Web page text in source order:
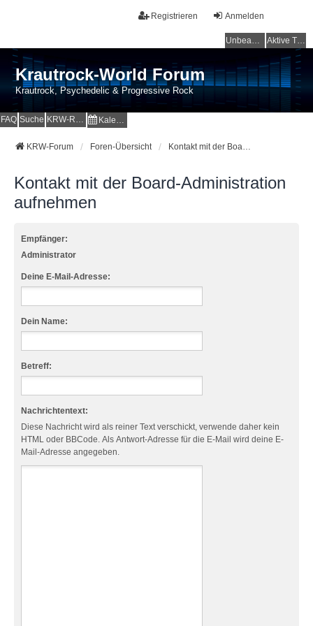
Anmelden
Registrieren
Unbeantwortete Themen Aktive Themen
Krautrock-World Forum
Krautrock, Psychedelic & Progressive Rock
FAQ Suche KRW-Radio Kalender
KRW-Forum Foren-Übersicht Kontakt mit der Board-Administration aufnehmen
Kontakt mit der Board-Administration
aufnehmen
Empfänger:
Administrator
Deine E-Mail-Adresse:
Dein Name:
Betreff:
Nachrichtentext:
Diese Nachricht wird als reiner Text verschickt, verwende daher kein
HTML oder BBCode. Als Antwort-Adresse für die E-Mail wird deine E-
Mail-Adresse angegeben.